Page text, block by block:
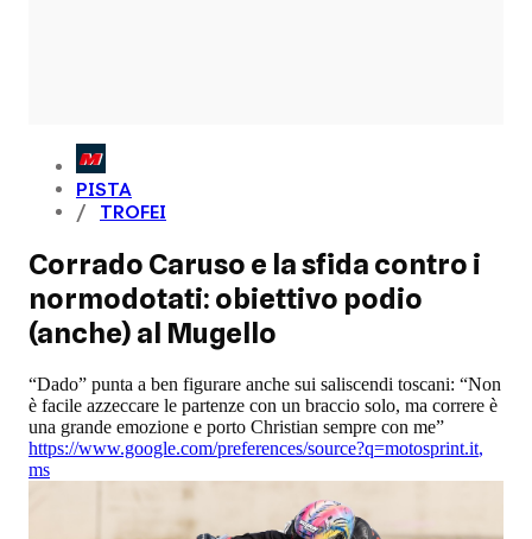
PISTA
TROFEI
Corrado Caruso e la sfida contro i
normodotati: obiettivo podio
(anche) al Mugello
“Dado” punta a ben figurare anche sui saliscendi toscani: “Non
è facile azzeccare le partenze con un braccio solo, ma correre è
una grande emozione e porto Christian sempre con me”
https://www.google.com/preferences/source?q=motosprint.it,
ms